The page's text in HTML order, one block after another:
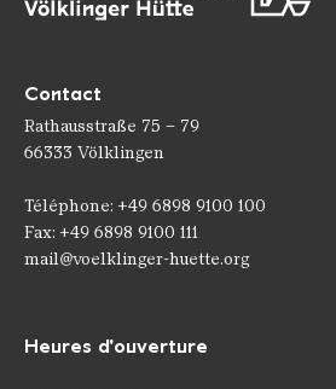
Contact
Rathausstraße 75 – 79
66333 Völklingen
Téléphone: +49 6898 9100 100
Fax: +49 6898 9100 111
mail@voelklinger-huette.org
Heures d'ouverture